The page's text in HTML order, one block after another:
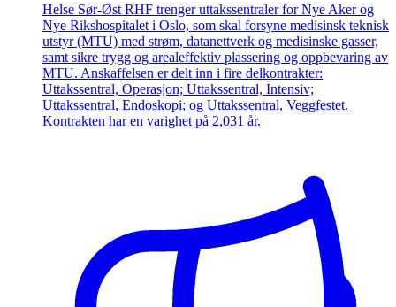
Helse Sør-Øst RHF trenger uttakssentraler for Nye Aker og
Nye Rikshospitalet i Oslo, som skal forsyne medisinsk teknisk
utstyr (MTU) med strøm, datanettverk og medisinske gasser,
samt sikre trygg og arealeffektiv plassering og oppbevaring av
MTU. Anskaffelsen er delt inn i fire delkontrakter:
Uttakssentral, Operasjon; Uttakssentral, Intensiv;
Uttakssentral, Endoskopi; og Uttakssentral, Veggfestet.
Kontrakten har en varighet på 2,031 år.